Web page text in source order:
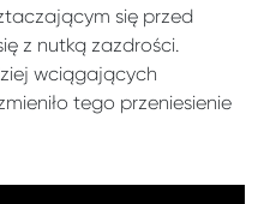
się przed
z nutką zazdrości.
wciągających
tego przeniesienie